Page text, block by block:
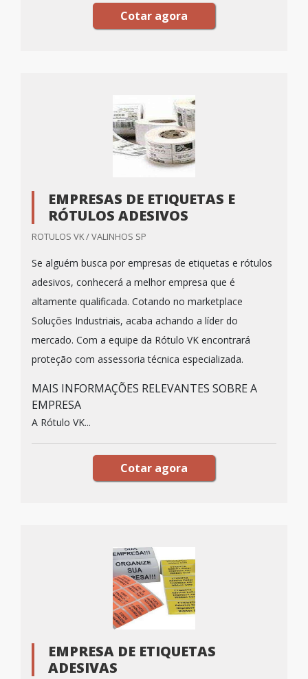
Cotar agora
EMPRESAS DE ETIQUETAS E
RÓTULOS ADESIVOS
ROTULOS VK / VALINHOS SP
Se alguém busca por empresas de etiquetas e rótulos
adesivos, conhecerá a melhor empresa que é
altamente qualificada. Cotando no marketplace
Soluções Industriais, acaba achando a líder do
mercado. Com a equipe da Rótulo VK encontrará
proteção com assessoria técnica especializada.
MAIS INFORMAÇÕES RELEVANTES SOBRE A
EMPRESA
A Rótulo VK...
Cotar agora
EMPRESA DE ETIQUETAS
ADESIVAS